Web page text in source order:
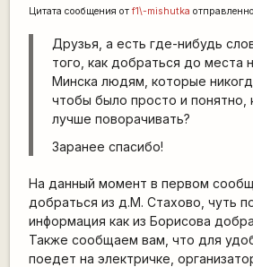
Цитата сообщения от f1\-mishutka
Друзья, а есть где-нибудь
того, как добраться до места
Минска людям, которые
чтобы было просто и понятно,
лучше поворачивать?
Заранее спасибо!
На данный момент в первом
добраться из д.М. Стахово, чуть
информация как из Борисова
Также сообщаем вам, что для
поедет на электричке,